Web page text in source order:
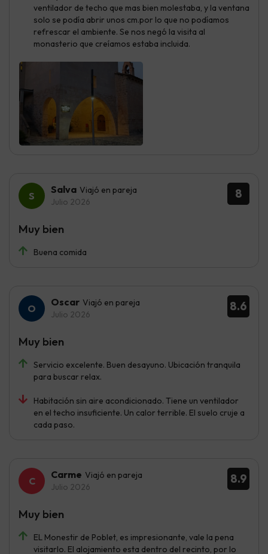
ventilador de techo que mas bien molestaba, y la ventana
solo se podía abrir unos cm.por lo que no podíamos
refrescar el ambiente. Se nos negó la visita al
monasterio que creíamos estaba incluida.
8
Salva Viajó en pareja
Julio 2026
Buena comida
Muy bien
8.6
Oscar Viajó en pareja
Julio 2026
Servicio excelente. Buen desayuno. Ubicación tranquila
para buscar relax.
Habitación sin aire acondicionado. Tiene un ventilador
en el techo insuficiente. Un calor terrible. El suelo cruje a
cada paso.
Muy bien
8.9
Carme Viajó en pareja
Julio 2026
EL Monestir de Poblet, es impresionante, vale la pena
visitarlo. El alojamiento esta dentro del recinto, por lo
Muy bien